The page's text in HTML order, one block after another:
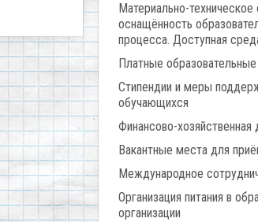
Материально-
оснащённость
процесса. Доступная
Платные образовательные
Стипендии и меры
обучающихся
Финансово-хозяйственная
Вакантные места для
Международное
Организация питания в
организации